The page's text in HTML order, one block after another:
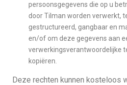
persoonsgegevens die op u
door Tilman worden verwerkt,
gestructureerd, gangbaar en
en/of om deze gegevens aan
verwerkingsverantwoordelijke
kopiëren.
Deze rechten kunnen kosteloos